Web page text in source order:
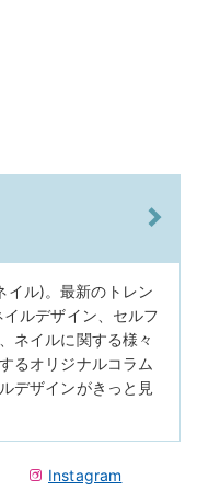
イル)。最新のトレン
ルデザイン、セルフ
ネイルに関する様々
るオリジナルコラム
デザインがきっと見
Instagram